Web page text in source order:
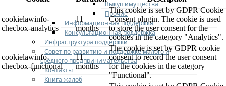
Выкуп имущества
Прочие
Информационная поддержка
Консультационная поддержка
Инфраструктура поддержки
Совет по развитию и поддержке малого и
среднего предпринимательства
Контакты
Книга жалоб
cookielawinfo-
checbox-analytics
11
months
This cookie is set by GDPR Cookie
Consent plugin. The cookie is used
to store the user consent for the
cookies in the category "Analytics".
cookielawinfo-
checbox-functional
11
months
The cookie is set by GDPR cookie
consent to record the user consent
for the cookies in the category
"Functional".